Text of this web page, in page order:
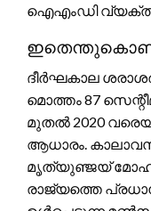
ഐഎംഡി
ദീർഘകാല
മൊത്തം 87
മുതൽ 2020
ആധാരം.
മൃത്യുഞ്ജയ്
രാജ്യത്തെ